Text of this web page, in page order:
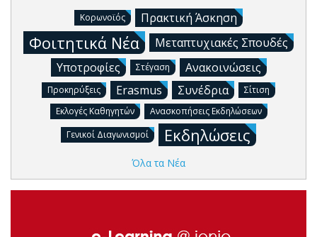
Κορωνοϊός Πρακτική Άσκηση
Φοιτητικά Νέα
Μεταπτυχιακές Σπουδές
Υποτροφίες
Στέγαση Ανακοινώσεις
Προκηρύξεις Erasmus Συνέδρια
Σίτιση
Εκλογές Καθηγητών
Ανασκοπήσεις Εκδηλώσεων
Γενικοί Διαγωνισμοί
Εκδηλώσεις
Όλα τα Νέα